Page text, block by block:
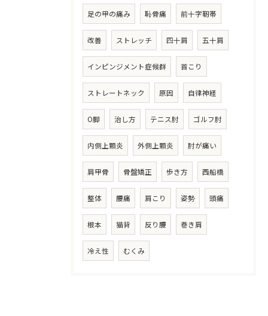
足の甲の痛み 恥骨痛 前十字靭帯
改善 ストレッチ 四十肩 五十肩
インピンジメント症候群 首こり
ストレートネック 原因 自律神経
O脚 治し方 テニス肘 ゴルフ肘
内側上顆炎 外側上顆炎 肘が痛い
肩甲骨 骨盤矯正 歩き方 西船橋
整体 腰痛 肩こり 姿勢 頭痛
根本 猫背 反り腰 巻き肩
冷え性 むくみ